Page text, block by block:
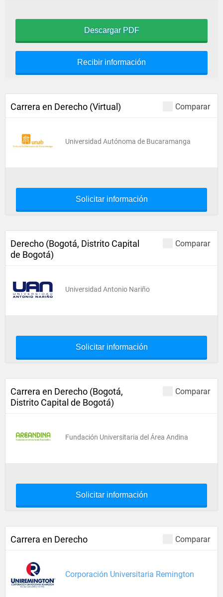
Descargar PDF
Recibir información
Comparar
Carrera en Derecho (Virtual)
Universidad Autónoma de Bucaramanga
Solicitar información
Comparar
Derecho (Bogotá, Distrito Capital
de Bogotá)
Universidad Antonio Nariño
Solicitar información
Comparar
Carrera en Derecho (Bogotá,
Distrito Capital de Bogotá)
Fundación Universitaria del Área Andina
Solicitar información
Comparar
Carrera en Derecho
Corporación Universitaria Remington